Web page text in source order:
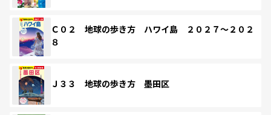
Ｃ０２ 地球の歩き方 ハワイ島 ２０２７～２０２
８
Ｊ３３ 地球の歩き方 墨田区